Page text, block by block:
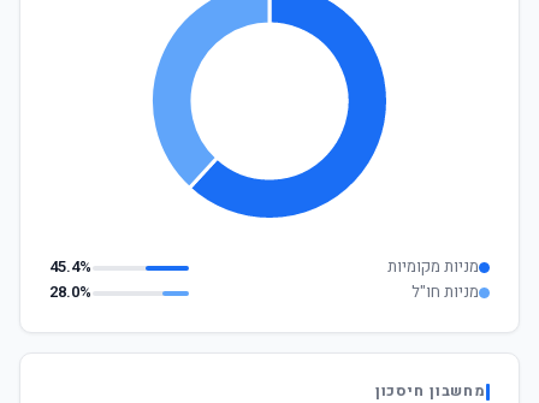
מניות מקומיות
45.4%
מניות חו"ל
28.0%
מחשבון חיסכון